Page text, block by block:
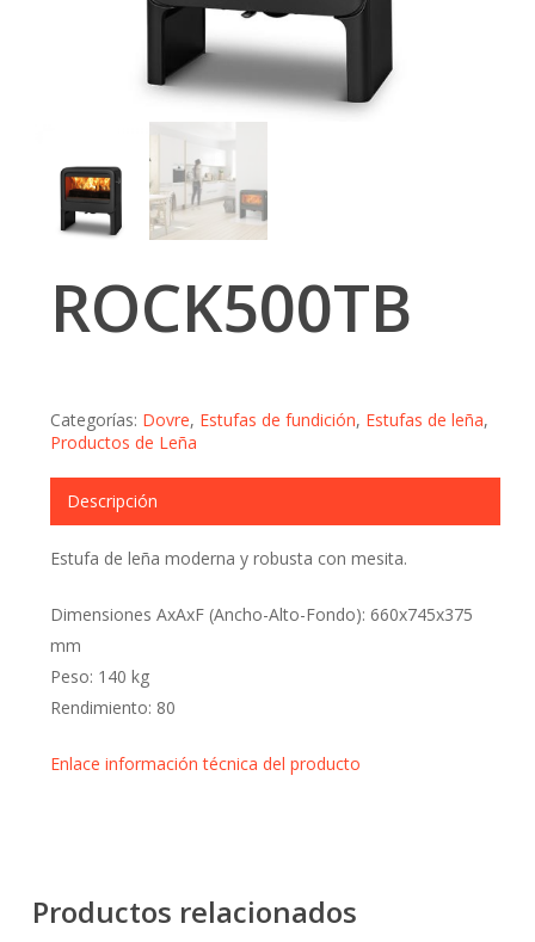
ROCK500TB
Categorías: Dovre, Estufas de fundición, Estufas de leña,
Productos de Leña
Descripción
Estufa de leña moderna y robusta con mesita.
Dimensiones AxAxF (Ancho-Alto-Fondo): 660x745x375
mm
Peso: 140 kg
Rendimiento: 80
Enlace información técnica del producto
Productos relacionados